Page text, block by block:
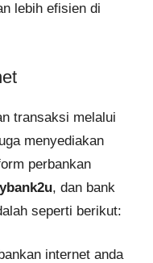
lebih efisien di
transaksi melalui
menyediakan
perbankan
, dan bank
seperti berikut:
internet anda